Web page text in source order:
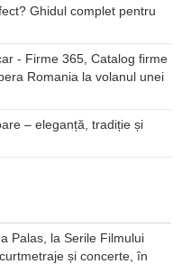
Ghidul complet pentru
- Firme 365, Catalog firme
Romania la volanul unei
– eleganță, tradiție și
Palas, la Serile Filmului
și concerte, în